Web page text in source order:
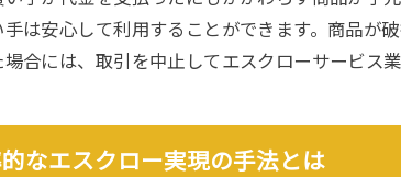
手は安心して利用することができます。商品が
場合には、取引を中止してエスクローサービス
なエスクロー実現の手法とは